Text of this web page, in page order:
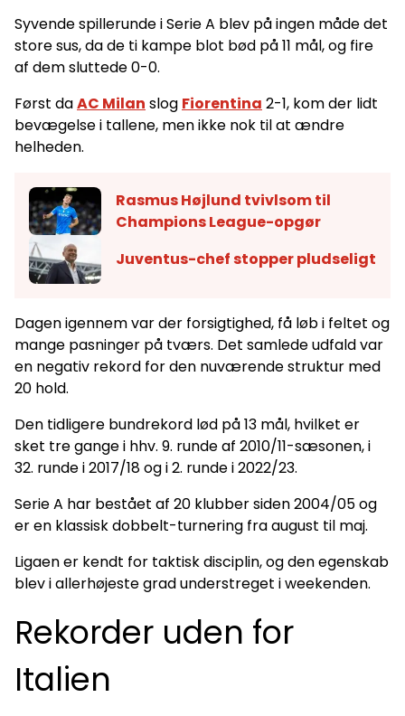
Syvende spillerunde i Serie A blev på ingen måde det
store sus, da de ti kampe blot bød på 11 mål, og fire
af dem sluttede 0-0.
Først daAC Milan slog Fiorentina 2-1, kom der lidt
bevægelse i tallene, men ikke nok til at ændre
helheden.
Rasmus Højlund tvivlsom til
Champions League-opgør
Juventus-chef stopper pludseligt
Dagen igennem var der forsigtighed, få løb i feltet og
mange pasninger på tværs. Det samlede udfald var
en negativ rekord for den nuværende struktur med
20 hold.
Den tidligere bundrekord lød på 13 mål, hvilket er
sket tre gange i hhv. 9. runde af 2010/11-sæsonen, i
32. runde i 2017/18 og i 2. runde i 2022/23.
Serie A har bestået af 20 klubber siden 2004/05 og
er en klassisk dobbelt-turnering fra august til maj.
Ligaen er kendt for taktisk disciplin, og den egenskab
blev i allerhøjeste grad understreget i weekenden.
Rekorder uden for
Italien